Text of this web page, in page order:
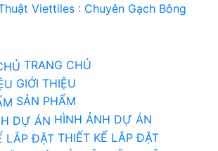
TRANG CHỦ
GIỚI THIỆU
SẢN PHẨM
HÌNH ẢNH DỰ ÁN
THIẾT KẾ LẮP ĐẶT